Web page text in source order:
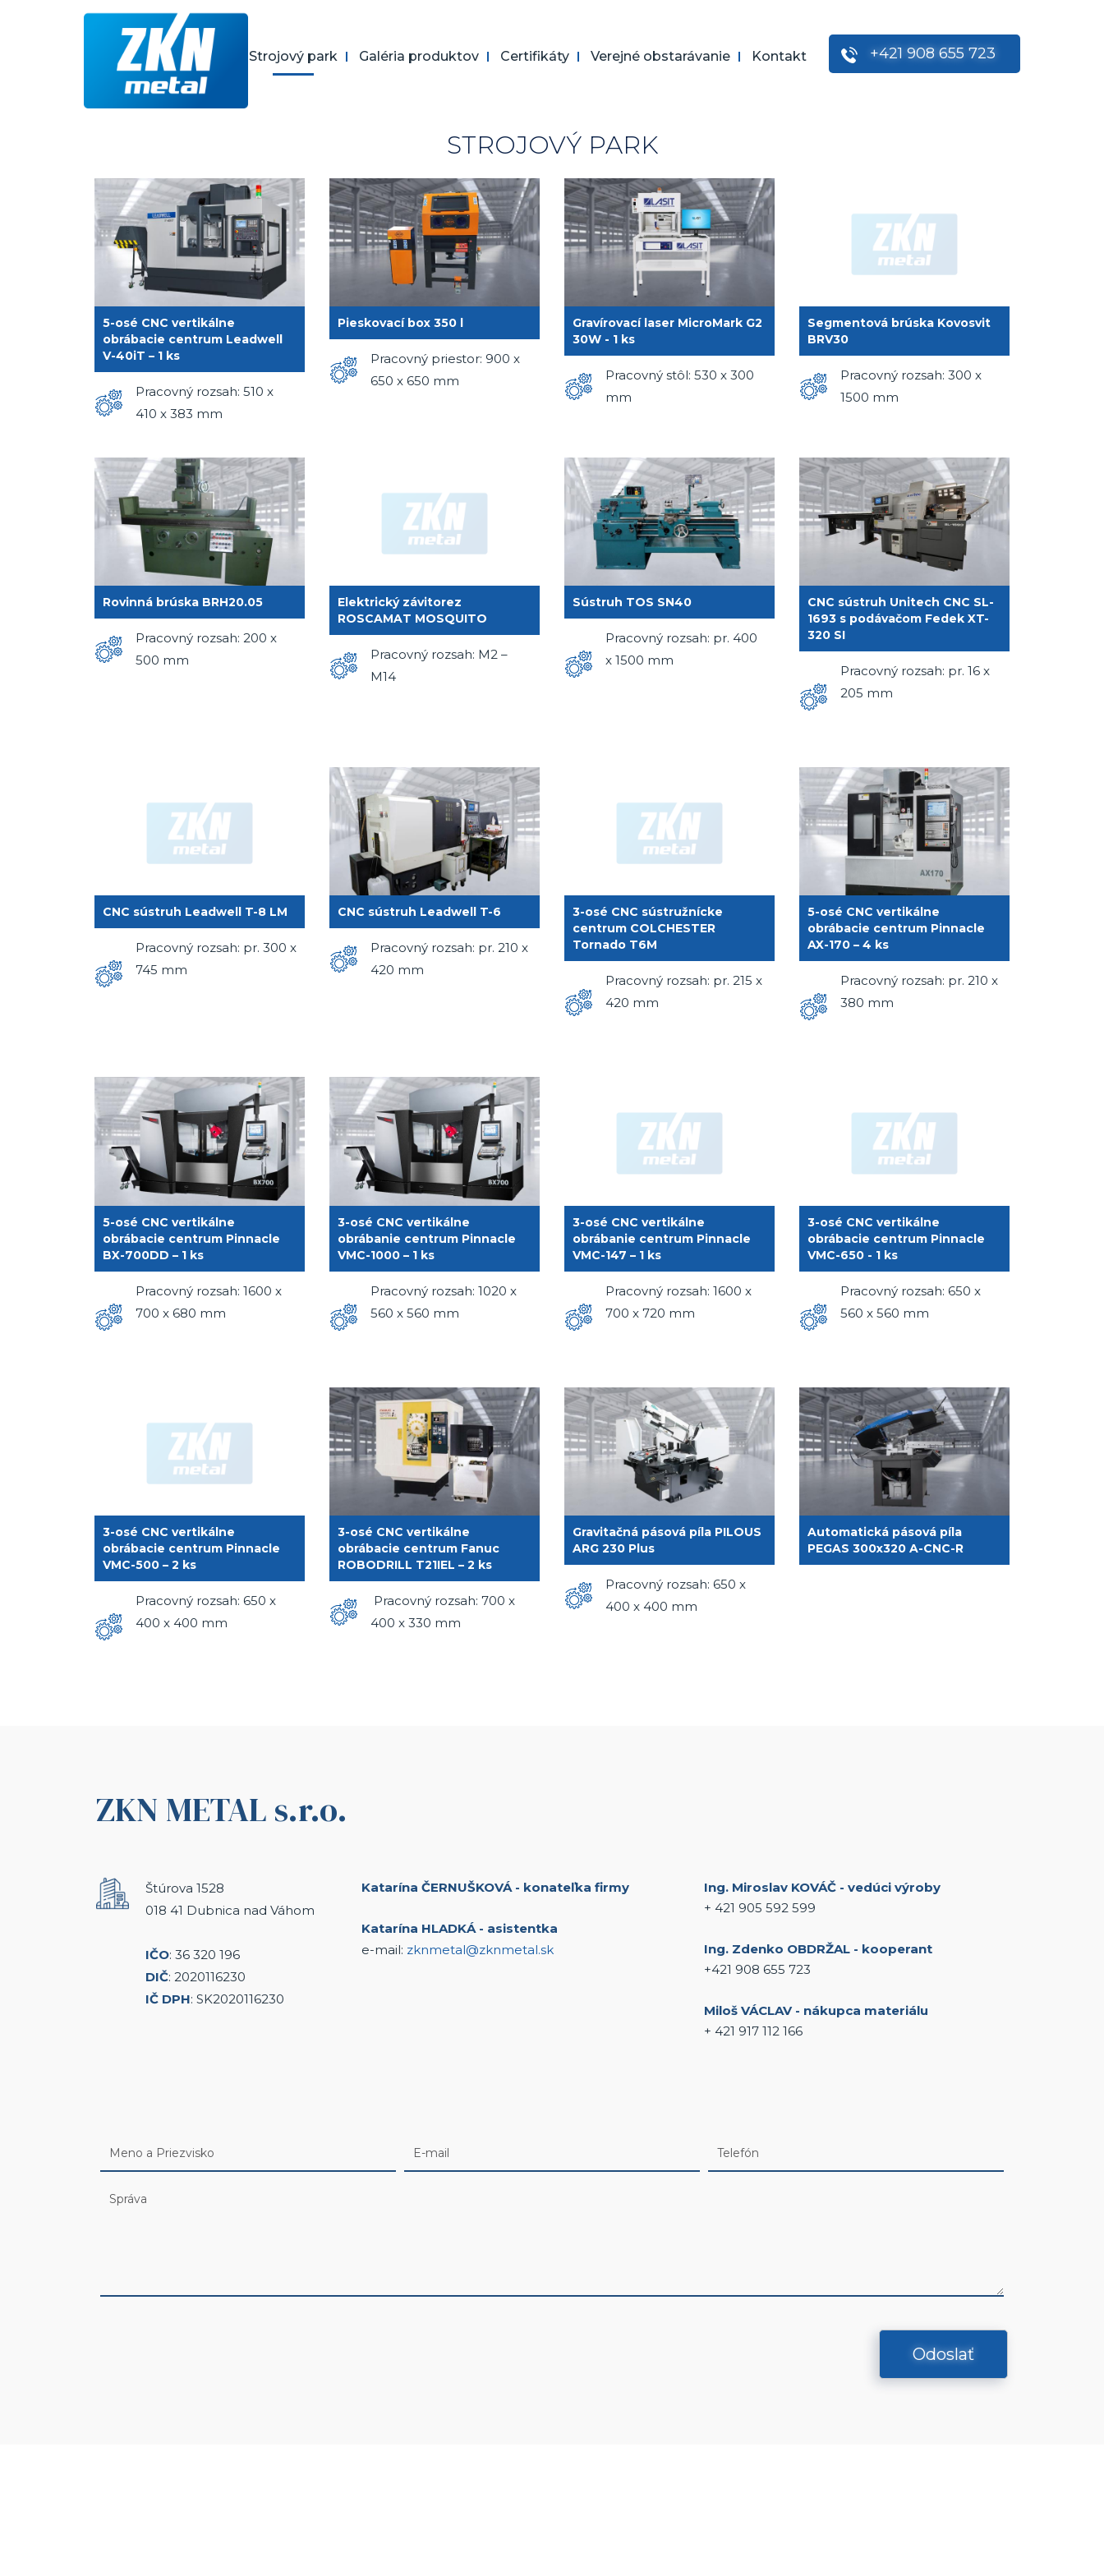
+421 908 655 723
O nás Strojový park Galéria produktov Certifikáty Verejné obstarávanie Kontakt
STROJOVÝ PARK
5-osé CNC vertikálne
obrábacie centrum Leadwell
V-40iT – 1 ks
Pracovný rozsah: 510 x
410 x 383 mm
Pieskovací box 350 l
Pracovný priestor: 900 x
650 x 650 mm
Gravírovací laser MicroMark G2
30W - 1 ks
Pracovný stôl: 530 x 300
mm
Segmentová brúska Kovosvit
BRV30
Pracovný rozsah: 300 x
1500 mm
Rovinná brúska BRH20.05
Pracovný rozsah: 200 x
500 mm
Elektrický závitorez
ROSCAMAT MOSQUITO
Pracovný rozsah: M2 –
M14
Sústruh TOS SN40
Pracovný rozsah: pr. 400
x 1500 mm
CNC sústruh Unitech CNC SL-
1693 s podávačom Fedek XT-
320 SI
Pracovný rozsah: pr. 16 x
205 mm
CNC sústruh Leadwell T-8 LM
Pracovný rozsah: pr. 300 x
745 mm
CNC sústruh Leadwell T-6
Pracovný rozsah: pr. 210 x
420 mm
3-osé CNC sústružnícke
centrum COLCHESTER
Tornado T6M
Pracovný rozsah: pr. 215 x
420 mm
5-osé CNC vertikálne
obrábacie centrum Pinnacle
AX-170 – 4 ks
Pracovný rozsah: pr. 210 x
380 mm
5-osé CNC vertikálne
obrábacie centrum Pinnacle
BX-700DD – 1 ks
Pracovný rozsah: 1600 x
700 x 680 mm
3-osé CNC vertikálne
obrábanie centrum Pinnacle
VMC-1000 – 1 ks
Pracovný rozsah: 1020 x
560 x 560 mm
3-osé CNC vertikálne
obrábanie centrum Pinnacle
VMC-147 – 1 ks
Pracovný rozsah: 1600 x
700 x 720 mm
3-osé CNC vertikálne
obrábacie centrum Pinnacle
VMC-650 - 1 ks
Pracovný rozsah: 650 x
560 x 560 mm
3-osé CNC vertikálne
obrábacie centrum Pinnacle
VMC-500 – 2 ks
Pracovný rozsah: 650 x
400 x 400 mm
3-osé CNC vertikálne
obrábacie centrum Fanuc
ROBODRILL T21IEL – 2 ks
Pracovný rozsah: 700 x
400 x 330 mm
Gravitačná pásová píla PILOUS
ARG 230 Plus
Pracovný rozsah: 650 x
400 x 400 mm
Automatická pásová píla
PEGAS 300x320 A-CNC-R
ZKN METAL s.r.o.
Štúrova 1528
018 41 Dubnica nad Váhom
IČO: 36 320 196
DIČ: 2020116230
IČ DPH: SK2020116230
Katarína ČERNUŠKOVÁ - konateľka firmy
Katarína HLADKÁ - asistentka
e-mail: zknmetal@zknmetal.sk
Ing. Miroslav KOVÁČ - vedúci výroby
+ 421 905 592 599
Ing. Zdenko OBDRŽAL - kooperant
+421 908 655 723
Miloš VÁCLAV - nákupca materiálu
+ 421 917 112 166
Odoslať